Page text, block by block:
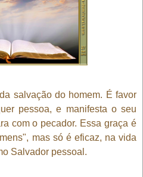
salvação do homem. É favor
pessoa, e manifesta o seu
com o pecador. Essa graça é
mas só é eficaz, na vida
Salvador pessoal.